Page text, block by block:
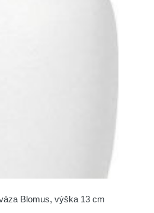
Blomus, výška 13 cm